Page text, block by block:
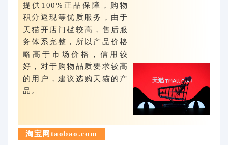
提供100%正品保障，购物
积分返现等优质服务，由于
天猫开店门槛较高，售后服
务体系完整，所以产品价格
略高于市场价格，信用较
好，对于购物品质要求较高
的用户，建议选购天猫的产
品。
淘宝网taobao.com